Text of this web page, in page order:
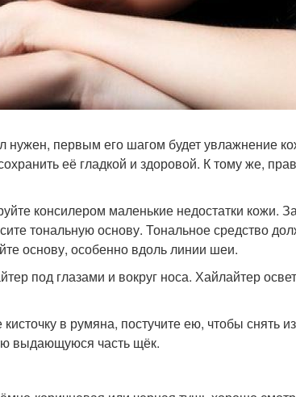
нужен, первым его шагом будет увлажнение
её гладкой и здоровой. К тому же,
консилером маленькие недостатки кожи.
тональную основу. Тональное средство
основу, особенно вдоль линии шеи.
под глазами и вокруг носа. Хайлайтер
в румяна, постучите ею, чтобы снять
выдающуюся часть щёк.